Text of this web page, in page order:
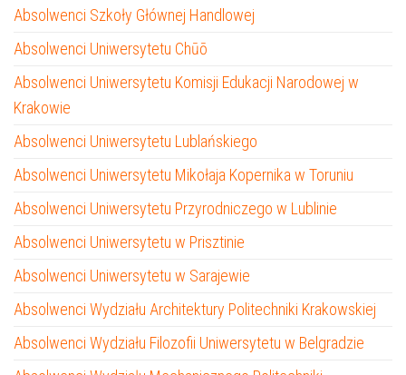
Absolwenci Szkoły Głównej Handlowej
Absolwenci Uniwersytetu Chūō
Absolwenci Uniwersytetu Komisji Edukacji Narodowej w
Krakowie
Absolwenci Uniwersytetu Lublańskiego
Absolwenci Uniwersytetu Mikołaja Kopernika w Toruniu
Absolwenci Uniwersytetu Przyrodniczego w Lublinie
Absolwenci Uniwersytetu w Prisztinie
Absolwenci Uniwersytetu w Sarajewie
Absolwenci Wydziału Architektury Politechniki Krakowskiej
Absolwenci Wydziału Filozofii Uniwersytetu w Belgradzie